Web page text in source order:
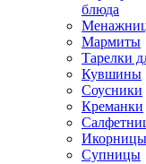
блюда
Мармиты
Тарелки
Кувшины
Соусники
Креманки
Икорницы
Супницы